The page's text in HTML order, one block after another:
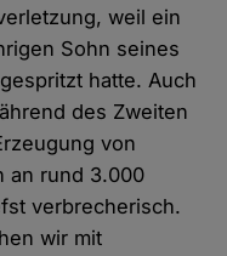
weil ein
Sohn seines
hatte. Auch
des Zweiten
von
an rund 3.000
verbrecherisch.
wir mit